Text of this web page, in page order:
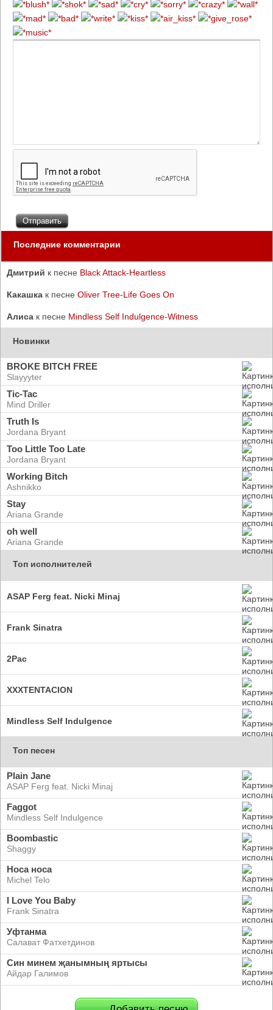
Последние комментарии
Дмитрий к песне Black Attack-Heartless
Какашка к песне Oliver Tree-Life Goes On
Алиса к песне Mindless Self Indulgence-Witness
Новинки
BROKE BITCH FREE
Slayyyter
Tic-Tac
Mind Driller
Truth Is
Jordana Bryant
Too Little Too Late
Jordana Bryant
Working Bitch
Ashnikko
Stay
Ariana Grande
oh well
Ariana Grande
Топ исполнителей
ASAP Ferg feat. Nicki Minaj
Frank Sinatra
2Pac
XXXTENTACION
Mindless Self Indulgence
Топ песен
Plain Jane
ASAP Ferg feat. Nicki Minaj
Faggot
Mindless Self Indulgence
Boombastic
Shaggy
Носа носа
Michel Telo
I Love You Baby
Frank Sinatra
Уфтанма
Салават Фатхетдинов
Син минем җанымның яртысы
Айдар Галимов